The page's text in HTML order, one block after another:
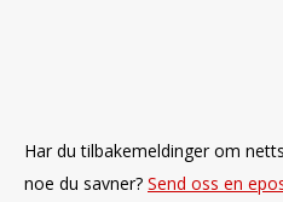
Har du tilbakemeldinger om
noe du savner? Send oss en